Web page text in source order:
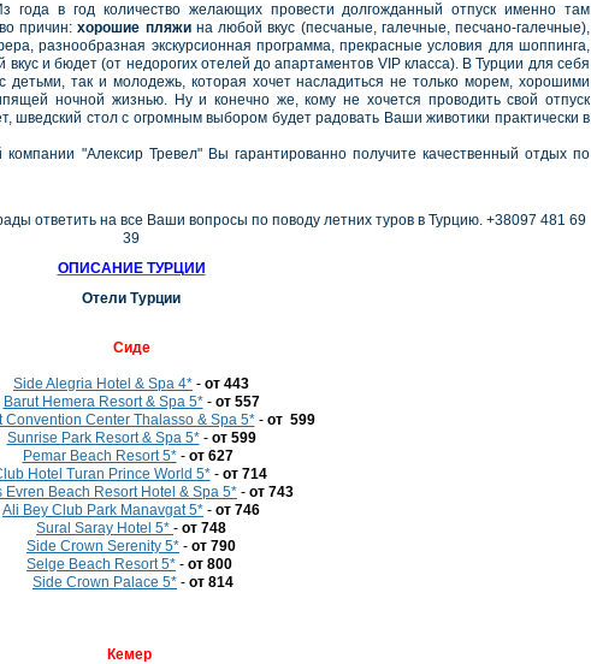
года в год количество желающих провести долгожданный отпуск именно там
причин:хорошие пляжина любой вкус (песчаные, галечные, песчано-галечные),
разнообразная экскурсионная программа, прекрасные условия для шоппинга,
и бюдет (от недорогих отелей до апартаментов VIP класса). В Турции для себя
детьми, так и молодежь, которая хочет насладиться не только морем, хорошими
ночной жизнью. Ну и конечно же, кому не хочется проводить свой отпуск
шведский стол с огромным выбором будет радовать Ваши животики практически в
компании "Алексир Тревел" Вы гарантированно получите качественный отдых по
ответить на все Ваши вопросы по поводу летних туров в Турцию. +38097 481 69
39
ОПИСАНИЕ ТУРЦИИ
Отели Турции
Cиде
Side Alegria Hotel & Spa 4* - от 443
Barut Hemera Resort & Spa 5*- от 557
Convention Center Thalasso & Spa 5*-от 599
Sunrise Park Resort & Spa 5*- от 599
Pemar Beach Resort 5*- от 627
Hotel Turan Prince World 5*- от 714
Evren Beach Resort Hotel & Spa 5* - от 743
Ali Bey Club Park Manavgat 5* - от 746
Sural Saray Hotel 5* - от 748
Side Crown Serenity 5* - от 790
Selge Beach Resort 5* - от 800
Side Crown Palace 5* - от 814
Кемер